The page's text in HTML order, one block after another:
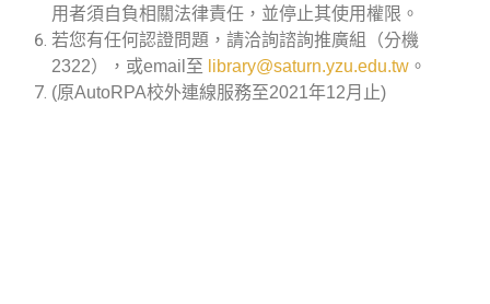
用者須自負相關法律責任，並停止其使用權限。
若您有任何認證問題，請洽詢諮詢推廣組（分機
2322），或email至 library@saturn.yzu.edu.tw 。
(原AutoRPA校外連線服務至2021年12月止)